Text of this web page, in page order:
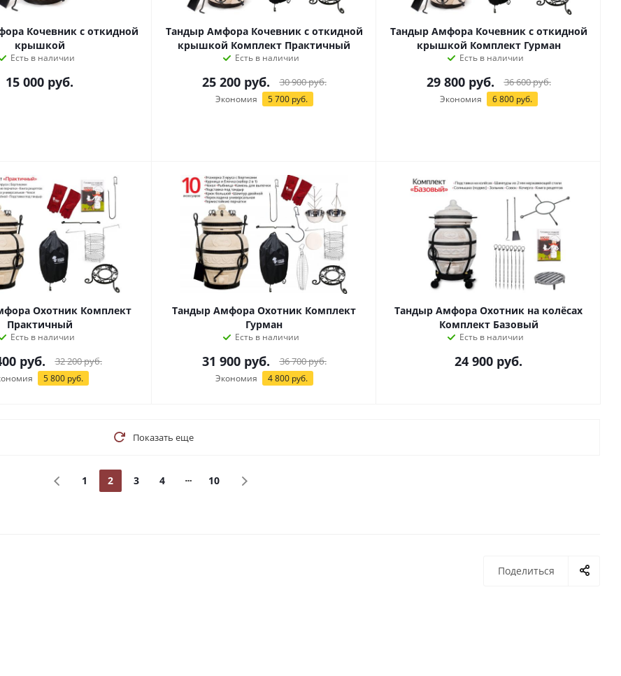
Кочевник с откидной
крышкой
Есть в наличии
15 000 руб.
Тандыр Амфора Кочевник с откидной
крышкой Комплект Практичный
Есть в наличии
25 200руб. 30 900руб.
Экономия 5 700руб.
Тандыр Амфора Кочевник с откидной
крышкой Комплект Гурман
Есть в наличии
29 800руб. 36 600руб.
Экономия 6 800руб.
Охотник Комплект
Практичный
Есть в наличии
руб. 32 200руб.
5 800руб.
Тандыр Амфора Охотник Комплект
Гурман
Есть в наличии
31 900руб. 36 700руб.
Экономия 4 800руб.
Тандыр Амфора Охотник на колёсах
Комплект Базовый
Есть в наличии
24 900 руб.
Показать еще
1 2 3 4 10
Поделиться